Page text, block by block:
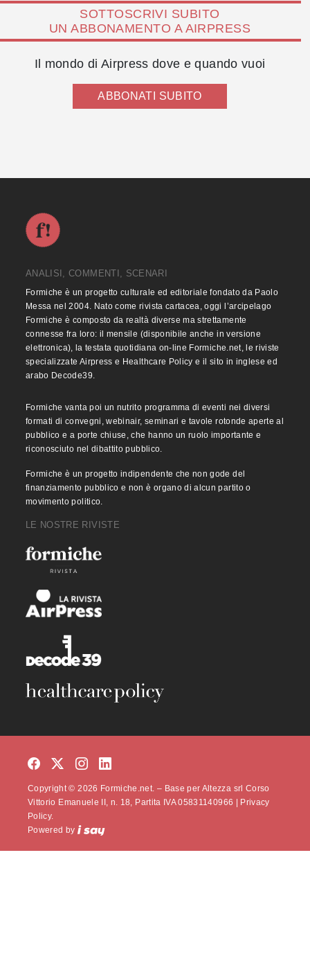
SOTTOSCRIVI SUBITO
UN ABBONAMENTO A AIRPRESS
Il mondo di Airpress dove e quando vuoi
ABBONATI SUBITO
ANALISI, COMMENTI, SCENARI
Formiche è un progetto culturale ed editoriale fondato da Paolo
Messa nel 2004. Nato come rivista cartacea, oggi l’arcipelago
Formiche è composto da realtà diverse ma strettamente
connesse fra loro: il mensile (disponibile anche in versione
elettronica), la testata quotidiana on-line Formiche.net, le riviste
specializzate Airpress e Healthcare Policy e il sito in inglese ed
arabo Decode39.
Formiche vanta poi un nutrito programma di eventi nei diversi
formati di convegni, webinair, seminari e tavole rotonde aperte al
pubblico e a porte chiuse, che hanno un ruolo importante e
riconosciuto nel dibattito pubblico.
Formiche è un progetto indipendente che non gode del
finanziamento pubblico e non è organo di alcun partito o
movimento politico.
LE NOSTRE RIVISTE
Copyright © 2026 Formiche.net. – Base per Altezza srl Corso
Vittorio Emanuele II, n. 18, Partita IVA 05831140966 |
Privacy
Policy.
Powered by